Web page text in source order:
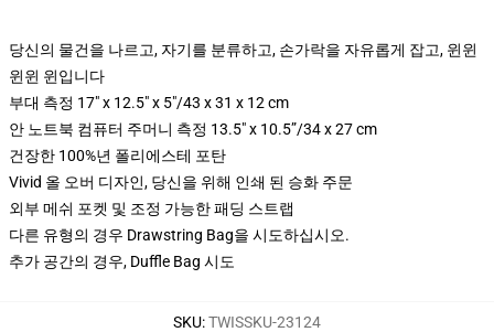
당신의 물건을 나르고, 자기를 분류하고, 손가락을 자유롭게 잡고, 윈윈
윈윈 윈입니다
부대 측정 17" x 12.5" x 5"/43 x 31 x 12 cm
안 노트북 컴퓨터 주머니 측정 13.5" x 10.5”/34 x 27 cm
건장한 100%년 폴리에스테 포탄
Vivid 올 오버 디자인, 당신을 위해 인쇄 된 승화 주문
외부 메쉬 포켓 및 조정 가능한 패딩 스트랩
다른 유형의 경우 Drawstring Bag을 시도하십시오.
추가 공간의 경우, Duffle Bag 시도
SKU:TWISSKU-23124